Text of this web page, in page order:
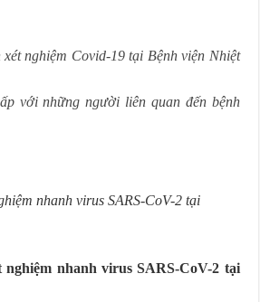
nghiệm Covid-19 tại Bệnh viện Nhiệt
với những người liên quan đến bệnh
nhanh virus SARS-CoV-2 tại
nhanh virus SARS-CoV-2 tại